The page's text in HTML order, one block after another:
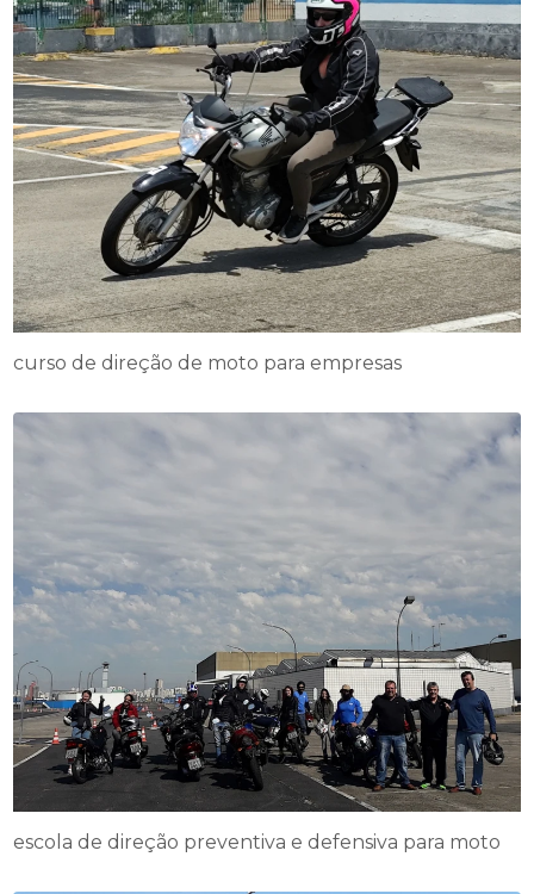
curso de direção de moto para empresas
escola de direção preventiva e defensiva para moto